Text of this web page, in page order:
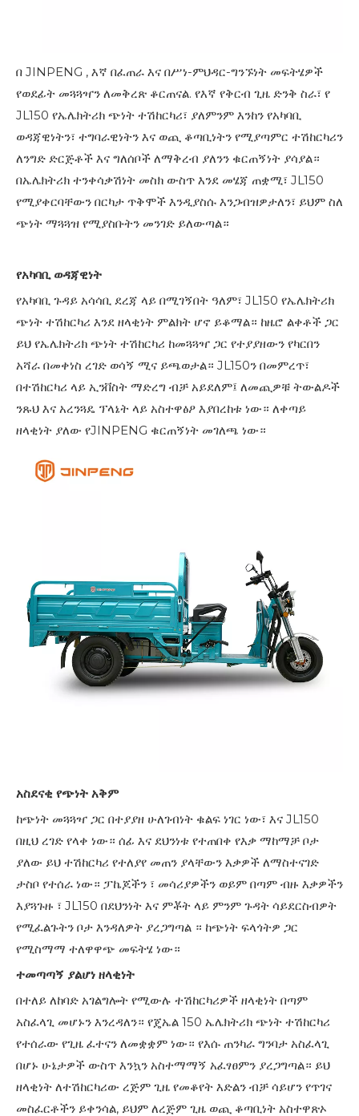
በ JINPENG , እኛ በፈጠራ እና በሥነ-ምህዳር-ግንኙነት መፍትሄዎች
የወደፊት መጓጓዣን ለመቅረጽ ቆርጠናል. የእኛ የቅርብ ጊዜ ድንቅ ስራ፣ የ
JL150 የኤሌክትሪክ ጭነት ተሽከርካሪ፣ ያለምንም እንከን የአካባቢ
ወዳጃዊነትን፣ ተግባራዊነትን እና ወጪ ቆጣቢነትን የሚያጣምር ተሽከርካሪን
ለንግድ ድርጅቶች እና ግለሰቦች ለማቅረብ ያለንን ቁርጠኝነት ያሳያል።
በኤሌክትሪክ ተንቀሳቃሽነት መስክ ውስጥ እንደ መሄጃ ጠቋሚ፣ JL150
የሚያቀርባቸውን በርካታ ጥቅሞች እንዲያስሱ እንጋብዝዎታለን፣ ይህም ስለ
ጭነት ማጓጓዝ የሚያስቡትን መንገድ ይለውጣል።
የአካባቢ ወዳጃዊነት
የአካባቢ ጉዳይ አሳሳቢ ደረጃ ላይ በሚገኝበት ዓለም፣ JL150 የኤሌክትሪክ
ጭነት ተሽከርካሪ እንደ ዘላቂነት ምልክት ሆኖ ይቆማል። ከዜሮ ልቀቶች ጋር
ይህ የኤሌክትሪክ ጭነት ተሽከርካሪ ከመጓጓዣ ጋር የተያያዘውን የካርበን
አሻራ በመቀነስ ረገድ ወሳኝ ሚና ይጫወታል። JL150ን በመምረጥ፣
በተሽከርካሪ ላይ ኢንቨስት ማድረግ ብቻ አይደለም፤ ለመጪዎቹ ትውልዶች
ንጹህ እና አረንጓዴ ፕላኔት ላይ አስተዋፅዖ እያበረከቱ ነው። ለቀጣይ
ዘላቂነት ያለው የJINPENG ቁርጠኝነት መገለጫ ነው።
አስደናቂ የጭነት አቅም
ከጭነት መጓጓዣ ጋር በተያያዘ ሁለገብነት ቁልፍ ነገር ነው፣ እና JL150
በዚህ ረገድ የላቀ ነው። ሰፊ እና ደህንነቱ የተጠበቀ የእቃ ማከማቻ ቦታ
ያለው ይህ ተሽከርካሪ የተለያየ መጠን ያላቸውን እቃዎች ለማስተናገድ
ታስቦ የተሰራ ነው። ፓኬጆችን ፣ መሳሪያዎችን ወይም በጣም ብዙ እቃዎችን
እያጓጉዙ ፣ JL150 በደህንነት እና ምቾት ላይ ምንም ጉዳት ሳይደርስብዎት
የሚፈልጉትን ቦታ እንዳለዎት ያረጋግጣል ። ከጭነት ፍላጎትዎ ጋር
የሚስማማ ተለዋዋጭ መፍትሄ ነው።
ተመጣጣኝ ያልሆነ ዘላቂነት
በተለይ ለከባድ አገልግሎት የሚውሉ ተሽከርካሪዎች ዘላቂነት በጣም
አስፈላጊ መሆኑን እንረዳለን። የጄኤል 150 ኤሌክትሪክ ጭነት ተሽከርካሪ
የተሰራው የጊዜ ፈተናን ለመቋቋም ነው። የእሱ ጠንካራ ግንባታ አስፈላጊ
በሆኑ ሁኔታዎች ውስጥ እንኳን አስተማማኝ አፈፃፀምን ያረጋግጣል። ይህ
ዘላቂነት ለተሽከርካሪው ረጅም ጊዜ የመቆየት እድልን ብቻ ሳይሆን የጥገና
መስፈርቶችን ይቀንሳል, ይህም ለረጅም ጊዜ ወጪ ቆጣቢነት አስተዋጽኦ